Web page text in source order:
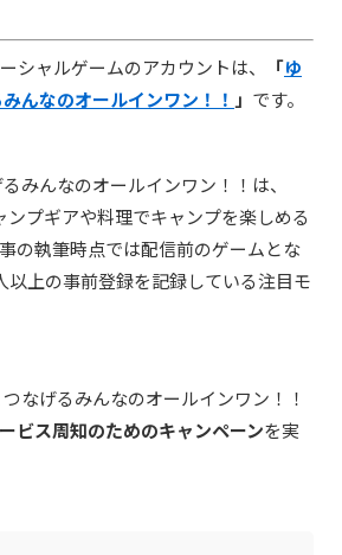
シャルゲームのアカウントは、 「ゆ
んなのオールインワン！！ 」 です。
みんなのオールインワン！！ は、
ンプギアや料理でキャンプを楽しめる
の執筆時点では配信前のゲームとな
以上の事前登録を記録している注目モ
なげるみんなのオールインワン！！
ビス周知のためのキャンペーンを実